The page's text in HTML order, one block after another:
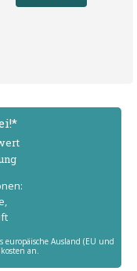
Ausland (EU und
an.